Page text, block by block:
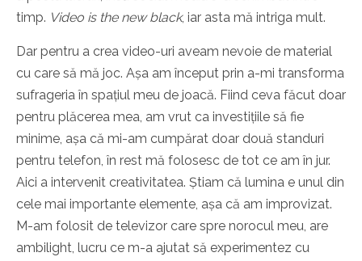
timp. Video is the new black, iar asta mă intriga mult.
Dar pentru a crea video-uri aveam nevoie de material
cu care să mă joc. Așa am început prin a-mi transforma
sufrageria în spațiul meu de joacă. Fiind ceva făcut doar
pentru plăcerea mea, am vrut ca investițiile să fie
minime, așa că mi-am cumpărat doar două standuri
pentru telefon, în rest mă folosesc de tot ce am în jur.
Aici a intervenit creativitatea. Știam că lumina e unul din
cele mai importante elemente, așa că am improvizat.
M-am folosit de televizor care spre norocul meu, are
ambilight, lucru ce m-a ajutat să experimentez cu